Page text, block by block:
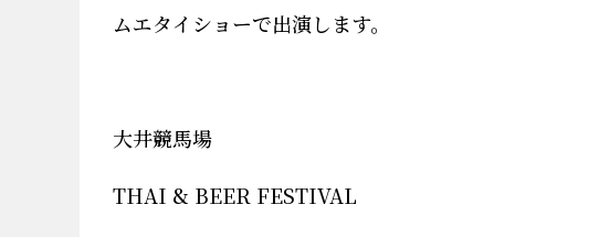
ムエタイショーで出演します。
大井競馬場
THAI & BEER FESTIVAL